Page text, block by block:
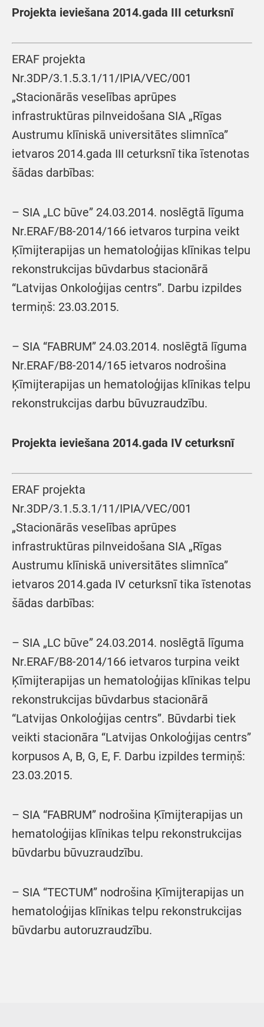
Projekta ieviešana 2014.gada III ceturksnī
ERAF projekta
Nr.3DP/3.1.5.3.1/11/IPIA/VEC/001
„Stacionārās veselības aprūpes
infrastruktūras pilnveidošana SIA „Rīgas
Austrumu klīniskā universitātes slimnīca”
ietvaros 2014.gada III ceturksnī tika īstenotas
šādas darbības:
– SIA „LC būve” 24.03.2014. noslēgtā līguma
Nr.ERAF/B8-2014/166 ietvaros turpina veikt
Ķīmijterapijas un hematoloģijas klīnikas telpu
rekonstrukcijas būvdarbus stacionārā
“Latvijas Onkoloģijas centrs”. Darbu izpildes
termiņš: 23.03.2015.
– SIA “FABRUM” 24.03.2014. noslēgtā līguma
Nr.ERAF/B8-2014/165 ietvaros nodrošina
Ķīmijterapijas un hematoloģijas klīnikas telpu
rekonstrukcijas darbu būvuzraudzību.
Projekta ieviešana 2014.gada IV ceturksnī
ERAF projekta
Nr.3DP/3.1.5.3.1/11/IPIA/VEC/001
„Stacionārās veselības aprūpes
infrastruktūras pilnveidošana SIA „Rīgas
Austrumu klīniskā universitātes slimnīca”
ietvaros 2014.gada IV ceturksnī tika īstenotas
šādas darbības:
– SIA „LC būve” 24.03.2014. noslēgtā līguma
Nr.ERAF/B8-2014/166 ietvaros turpina veikt
Ķīmijterapijas un hematoloģijas klīnikas telpu
rekonstrukcijas būvdarbus stacionārā
“Latvijas Onkoloģijas centrs”. Būvdarbi tiek
veikti stacionāra “Latvijas Onkoloģijas centrs”
korpusos A, B, G, E, F. Darbu izpildes termiņš:
23.03.2015.
– SIA “FABRUM” nodrošina Ķīmijterapijas un
hematoloģijas klīnikas telpu rekonstrukcijas
būvdarbu būvuzraudzību.
– SIA “TECTUM” nodrošina Ķīmijterapijas un
hematoloģijas klīnikas telpu rekonstrukcijas
būvdarbu autoruzraudzību.